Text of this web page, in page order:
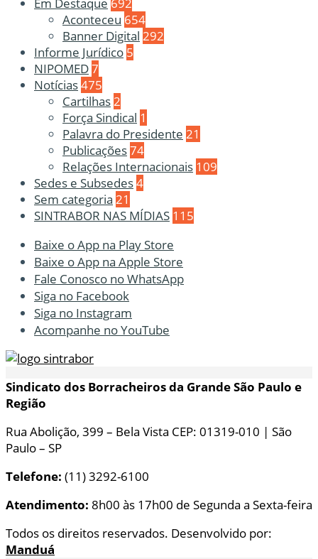
Em Destaque 692
Aconteceu 654
Banner Digital 292
Informe Jurídico 5
NIPOMED7
Notícias475
Cartilhas2
Força Sindical 1
Palavra do Presidente 21
Publicações74
Relações Internacionais 109
Sedes e Subsedes4
Sem categoria 21
SINTRABOR NAS MÍDIAS 115
Baixe o App na Play Store
Baixe o App na Apple Store
Fale Conosco no WhatsApp
Siga no Facebook
Siga no Instagram
Acompanhe no YouTube
Sindicato dos Borracheiros da Grande São Paulo e
Região
Rua Abolição, 399 – Bela Vista CEP: 01319-010 | São
Paulo – SP
Telefone: (11) 3292-6100
Atendimento: 8h00 às 17h00 de Segunda a Sexta-feira
Todos os direitos reservados. Desenvolvido por:
Manduá